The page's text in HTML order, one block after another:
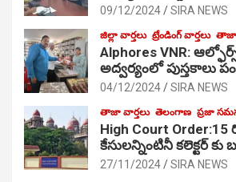
09/12/2024 SIRA NEWS
జిల్లా వార్తలు ట్రేండింగ్ వార్తలు తాజా
Alphores VNR:
అద్వర్యంలో పుస్తకాలు
04/12/2024 SIRA NEWS
తాజా వార్తలు తెలంగాణ ప్రజా
High Court
కేసులన్నింటినీ కలెక్టర్
27/11/2024 SIRA NEWS